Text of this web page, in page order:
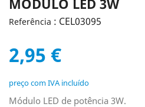
MÓDULO LED 3W
Referência : CEL03095
2,95 €
preço com IVA incluído
Módulo LED de potência 3W.